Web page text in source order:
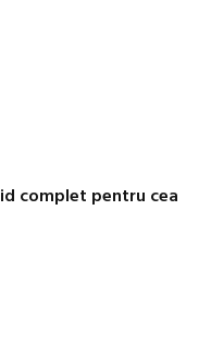
complet pentru cea